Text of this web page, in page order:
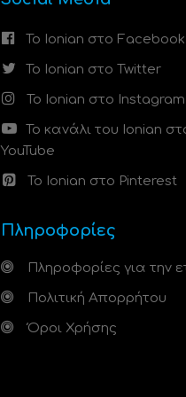
Το Ionian στο Facebook
Το Ionian στο Twitter
Το Ionian στο Instagram
Το κανάλι του Ionian
YouTube
Το Ionian στο Pinterest
Πληροφορίες
Πληροφορίες για την
Πολιτική Απορρήτου
Όροι Χρήσης